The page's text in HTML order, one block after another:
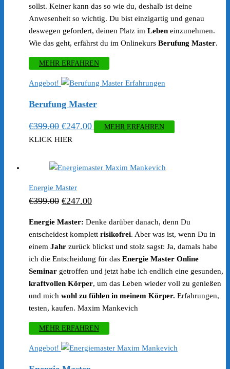
sollst. Keiner kann das so wie du, deshalb ist deine
Anwesenheit so wichtig. Du bist einzigartig und genau
deswegen gefordert, deinen Platz im Leben einzunehmen.
Wie das geht, erfährst du im Onlinekurs Berufung Master.
MEHR ERFAHREN
Angebot!
Berufung Master
€399.00 Ursprünglicher
Preis
€399.00
€247.00Aktueller
€247.00.
MEHR ERFAHREN
KLICK HIER
Energie Master
€399.00 Ursprünglicher
war:
€399.00
€247.00Aktueller
€247.00.
Energie Master: Denke darüber danach, denn Du
entscheidest komplett risikofrei. Aber was ist, wenn Du in
einem Jahr zurück blickst und stolz sagst: Ja, damals habe
ich die Entscheidung für das Energie Master Online
Seminar getroffen und jetzt habe ich endlich eine gesunden,
kraftvollen Körper, um das Leben wieder voll zu genießen
und mich wohl zu fühlen in meinem Körper. Erfahrungen,
testen, kaufen. Maxim Mankevich
MEHR ERFAHREN
Angebot!